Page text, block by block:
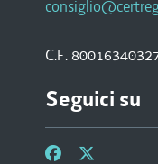
C.F.
Seguici su